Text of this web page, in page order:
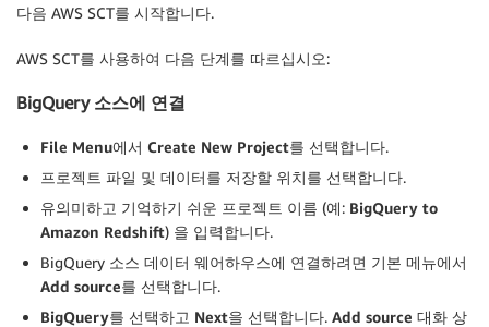
다음 AWS SCT를 시작합니다.
AWS SCT를 사용하여 다음 단계를 따르십시오:
BigQuery 소스에 연결
File Menu에서 Create New Project를 선택합니다.
프로젝트 파일 및 데이터를 저장할 위치를 선택합니다.
유의미하고 기억하기 쉬운 프로젝트 이름 (예: BigQuery to
Amazon Redshift) 을 입력합니다.
BigQuery 소스 데이터 웨어하우스에 연결하려면 기본 메뉴에서
Add source를 선택합니다.
BigQuery를 선택하고 Next을 선택합니다. Add source 대화 상